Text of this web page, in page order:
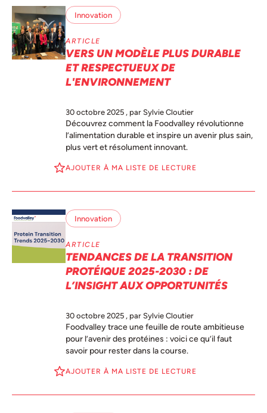
Innovation
ARTICLE
VERS UN MODÈLE PLUS DURABLE
ET RESPECTUEUX DE
L'ENVIRONNEMENT
30 octobre 2025 , par Sylvie Cloutier
Découvrez comment la Foodvalley révolutionne
l’alimentation durable et inspire un avenir plus sain,
plus vert et résolument innovant.
AJOUTER À MA LISTE DE LECTURE
Innovation
ARTICLE
TENDANCES DE LA TRANSITION
PROTÉIQUE 2025-2030 : DE
L’INSIGHT AUX OPPORTUNITÉS
30 octobre 2025 , par Sylvie Cloutier
Foodvalley trace une feuille de route ambitieuse
pour l’avenir des protéines : voici ce qu’il faut
savoir pour rester dans la course.
AJOUTER À MA LISTE DE LECTURE